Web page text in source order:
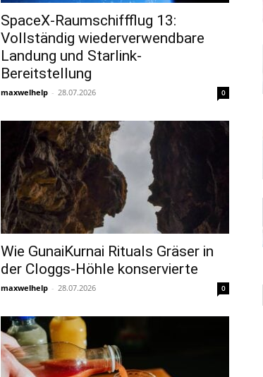
SpaceX-Raumschiffflug 13:
Vollständig wiederverwendbare
Landung und Starlink-
Bereitstellung
maxwelhelp - 28.07.2026 0
Wie GunaiKurnai Rituals Gräser in
der Cloggs-Höhle konservierte
maxwelhelp - 28.07.2026 0